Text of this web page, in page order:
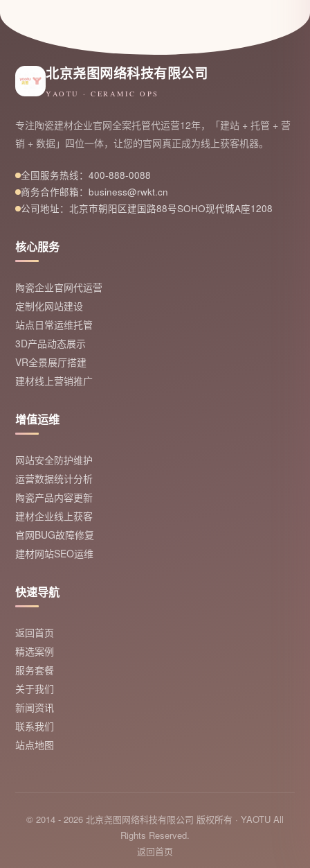
北京尧图网络科技有限公司
YAOTU · CERAMIC OPS
专注陶瓷建材企业官网全案托管代运营12年，「建站 + 托管 + 营
销 + 数据」四位一体，让您的官网真正成为线上获客机器。
全国服务热线：400-888-0088
商务合作邮箱：business@rwkt.cn
公司地址：北京市朝阳区建国路88号SOHO现代城A座1208
核心服务
陶瓷企业官网代运营
定制化网站建设
站点日常运维托管
3D产品动态展示
VR全景展厅搭建
建材线上营销推广
增值运维
网站安全防护维护
运营数据统计分析
陶瓷产品内容更新
建材企业线上获客
官网BUG故障修复
建材网站SEO运维
快速导航
返回首页
精选案例
服务套餐
关于我们
新闻资讯
联系我们
站点地图
© 2014 - 2026 北京尧图网络科技有限公司 版权所有 · YAOTU All
Rights Reserved.
返回首页